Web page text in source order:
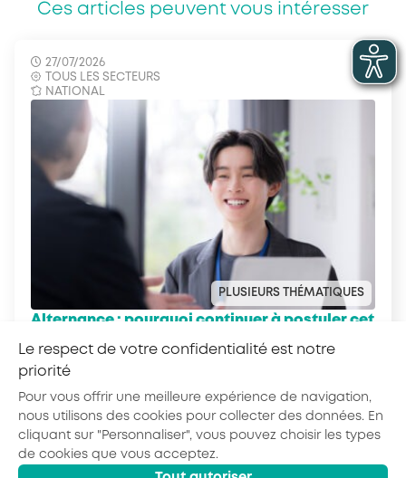
Ces articles peuvent vous intéresser
27/07/2026
TOUS LES SECTEURS
NATIONAL
PLUSIEURS THÉMATIQUES
Alternance : pourquoi continuer à postuler cet
Le respect de votre confidentialité est notre
priorité
Pour vous offrir une meilleure expérience de navigation,
nous utilisons des cookies pour collecter des données. En
cliquant sur "Personnaliser", vous pouvez choisir les types
de cookies que vous acceptez.